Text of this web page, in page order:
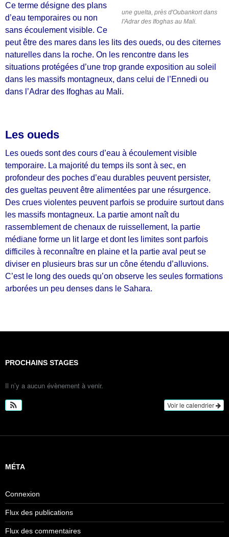
une guelta, près d'Oubankort dans
l'Adrar des Ifoghas au Mali.
Ce terme désigne des plans
d’eau temporaires ou non
sans écoulement visible. Ce
peutêtre des mares dans les lits des oueds, ou des citernes
naturelles dans la roche. On les rencontre dans les
situations protégées d’une trop grande exposition au soleil
dans les massifs montagneux, dans celui de l’Ennedi ou
dans l’Adrar des Ifoghas au Mali.
Les oueds
Les oueds sont des cours d’eau à écoulement visible
temporaire. La majorité du temps ils sont à sec, en
profondeur des poches d’eau durables peuvent persister,
des gueltas peuvent être alimentées par une résurgence.
Des crues violentes peuvent parfois se produire surtout dans
les massifs montagneux. La partie amont naît du
rassemblement de chenaux de ruissellement, la partie
médiane forme un lit large et dont les limites sont parfois
difficiles à reconnaître en plaine et la partie aval peut se
diviser en plusieurs bras sur un cône étendu d’alluvions.
C’est le long des oueds qu’on observe les seules formations
arborées un peu denses dans le Sahara.
PROCHAINS STAGES
Il n’y a aucun évènement à venir.
Voir le calendrier
MÉTA
Connexion
Flux des publications
Flux des commentaires